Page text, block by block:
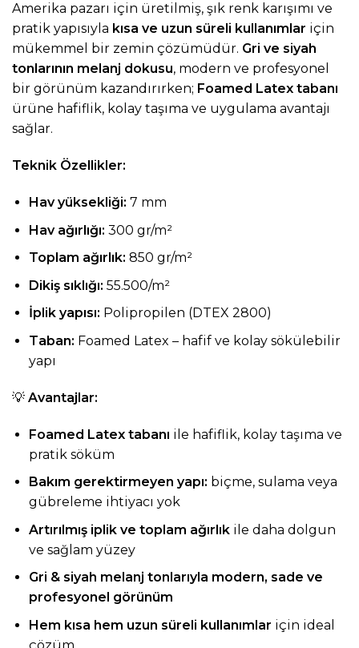
Amerika pazarı için üretilmiş, şık renk karışımı ve
pratik yapısıyla kısa ve uzun süreli kullanımlar için
mükemmel bir zemin çözümüdür. Gri ve siyah
tonlarının melanj dokusu, modern ve profesyonel
bir görünüm kazandırırken; Foamed Latex tabanı
ürüne hafiflik, kolay taşıma ve uygulama avantajı
sağlar.
Teknik Özellikler:
Hav yüksekliği: 7 mm
Hav ağırlığı: 300 gr/m²
Toplam ağırlık: 850 gr/m²
Dikiş sıklığı: 55.500/m²
İplik yapısı: Polipropilen (DTEX 2800)
Taban: Foamed Latex – hafif ve kolay sökülebilir
yapı
💡 Avantajlar:
Foamed Latex tabanı ile hafiflik, kolay taşıma ve
pratik söküm
Bakım gerektirmeyen yapı: biçme, sulama veya
gübreleme ihtiyacı yok
Artırılmış iplik ve toplam ağırlıkile daha dolgun
ve sağlam yüzey
Gri & siyah melanj tonlarıyla modern, sade ve
profesyonel görünüm
Hem kısa hem uzun süreli kullanımlar için ideal